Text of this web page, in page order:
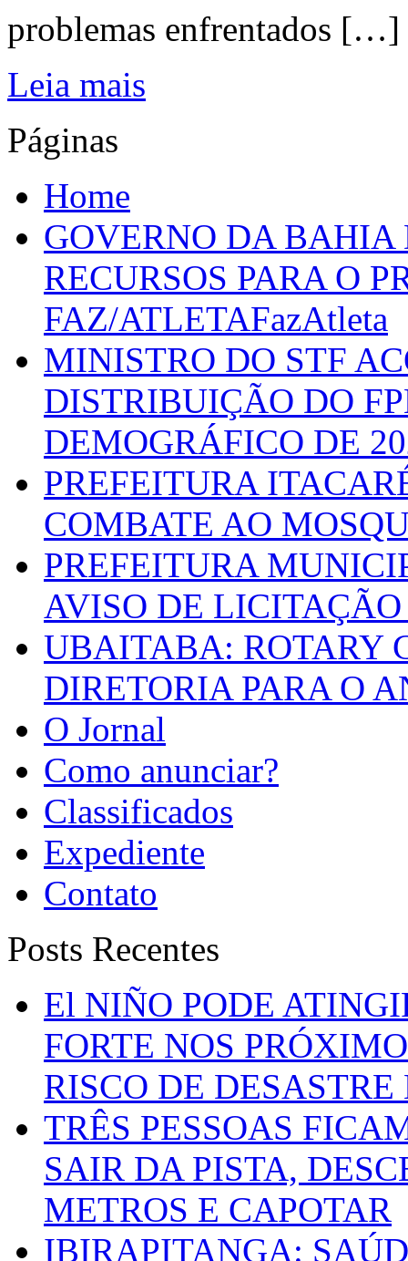
problemas enfrentados […]
Leia mais
Páginas
Home
GOVERNO DA
RECURSOS PARA O
FAZ/ATLETAFazAtleta
MINISTRO DO STF
DISTRIBUIÇÃO DO
DEMOGRÁFICO DE
PREFEITURA
COMBATE AO
PREFEITURA
AVISO DE LICITAÇÃO
UBAITABA: ROTARY
DIRETORIA PARA O
O Jornal
Como anunciar?
Classificados
Expediente
Contato
Posts Recentes
El NIÑO PODE
FORTE NOS
RISCO DE
TRÊS PESSOAS
SAIR DA PISTA,
METROS E CAPOTAR
IBIRAPITANGA: